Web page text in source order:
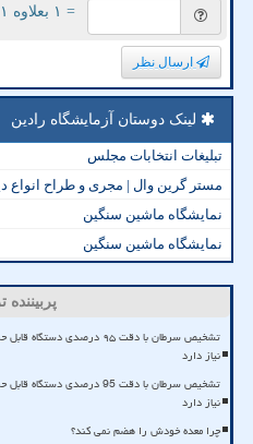
= ۱ بعلاوه ۱
ارسال نظر
لینک دوستان آزمایشگاه رادین
تبلیغات انتخابات مجلس
مستر گرین وال | مجری و طراح انواع
نمایشگاه ماشین سنگین
نمایشگاه ماشین سنگین
پربیننده
تشخیص سرطان با دقت ۹۵
نیاز دارد
تشخیص سرطان با دقت 95
نیاز دارد
چرا معده خودش را هضم نمی کند؟